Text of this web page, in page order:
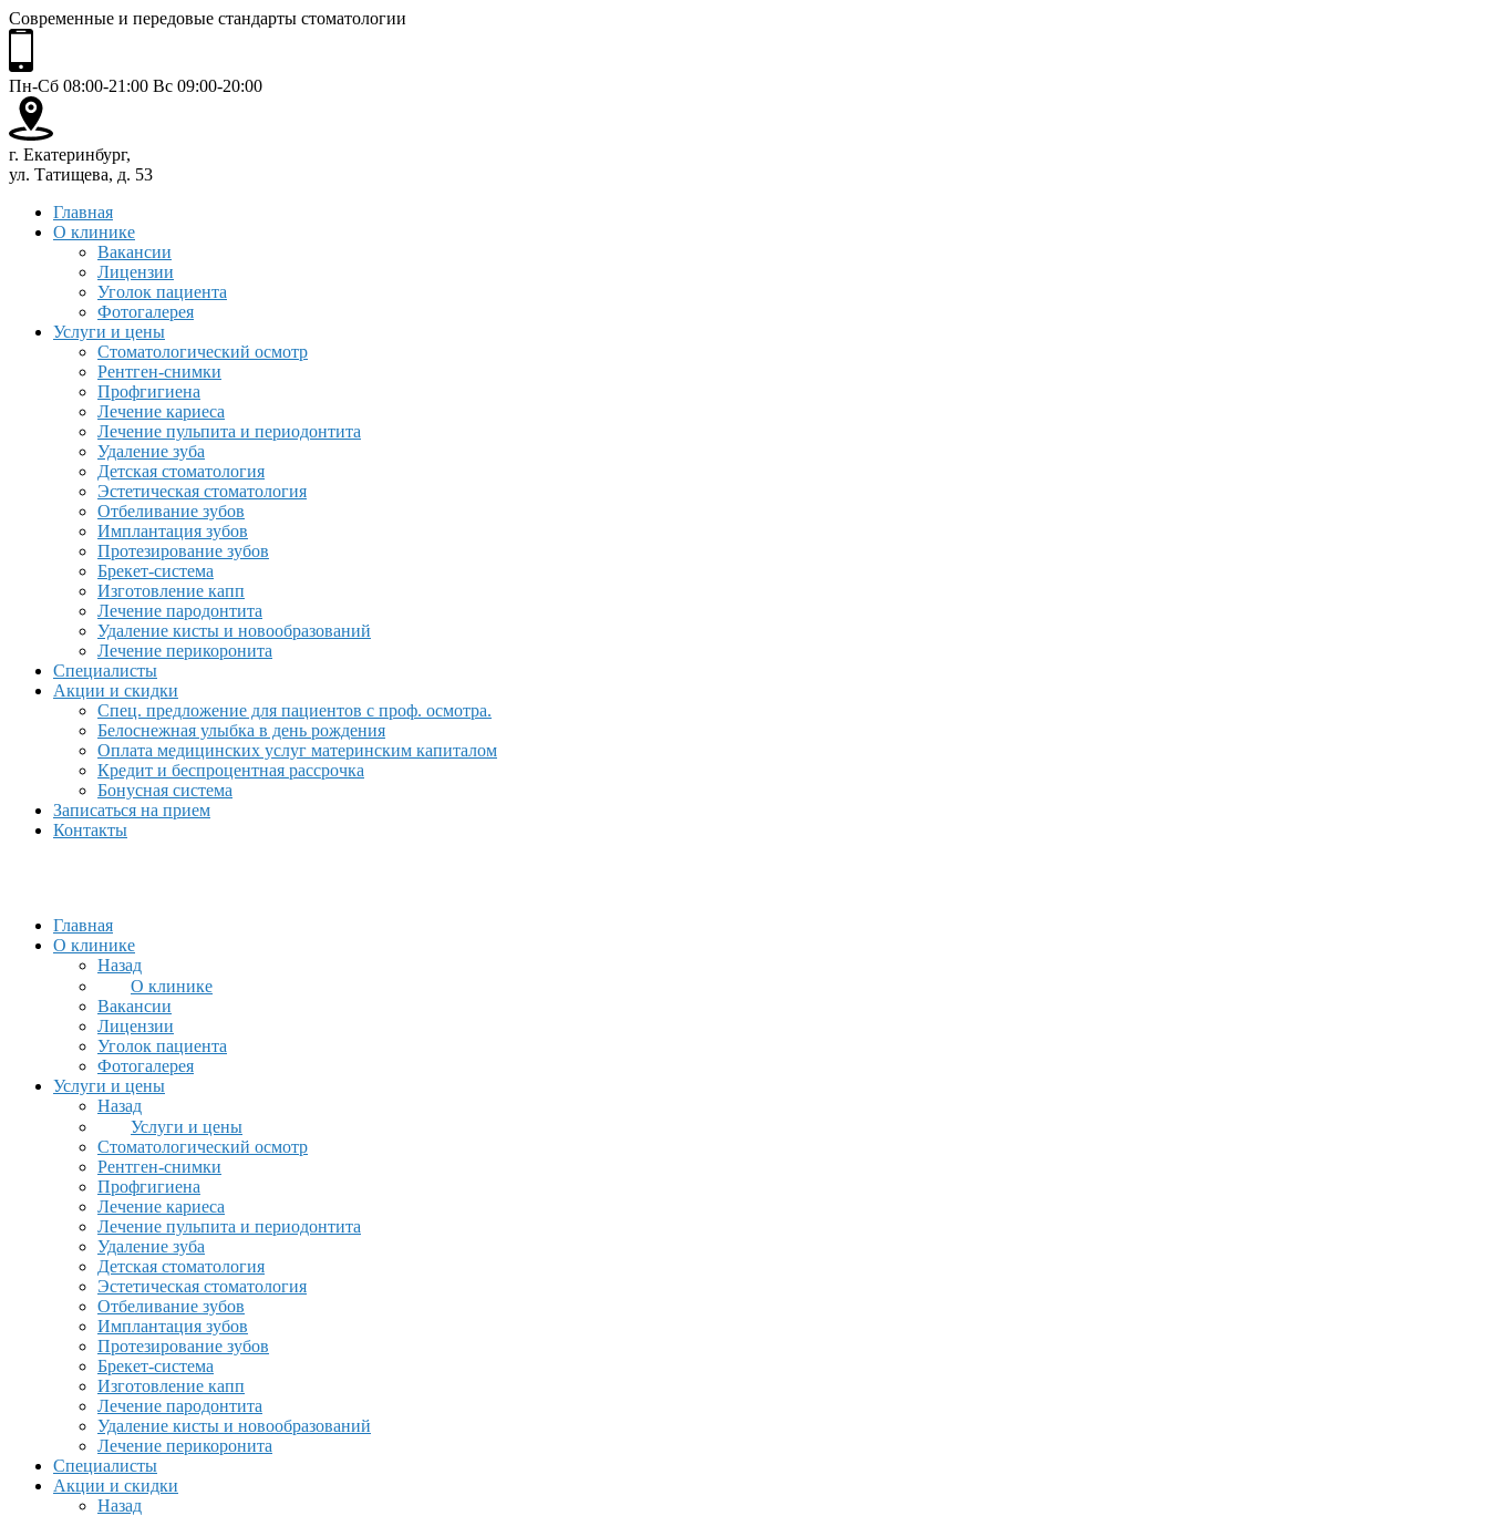
Современные и передовые стандарты стоматологии
Пн-Сб 08:00-21:00 Вс 09:00-20:00
г. Екатеринбург,
ул. Татищева, д. 53
Главная
О клинике
Вакансии
Лицензии
Уголок пациента
Фотогалерея
Услуги и цены
Стоматологический осмотр
Рентген-снимки
Профгигиена
Лечение кариеса
Лечение пульпита и периодонтита
Удаление зуба
Детская стоматология
Эстетическая стоматология
Отбеливание зубов
Имплантация зубов
Протезирование зубов
Брекет-система
Изготовление капп
Лечение пародонтита
Удаление кисты и новообразований
Лечение перикоронита
Специалисты
Акции и скидки
Спец. предложение для пациентов с проф. осмотра.
Белоснежная улыбка в день рождения
Оплата медицинских услуг материнским капиталом
Кредит и беспроцентная рассрочка
Бонусная система
Записаться на прием
Контакты
Главная
О клинике
Назад
О клинике
Вакансии
Лицензии
Уголок пациента
Фотогалерея
Услуги и цены
Назад
Услуги и цены
Стоматологический осмотр
Рентген-снимки
Профгигиена
Лечение кариеса
Лечение пульпита и периодонтита
Удаление зуба
Детская стоматология
Эстетическая стоматология
Отбеливание зубов
Имплантация зубов
Протезирование зубов
Брекет-система
Изготовление капп
Лечение пародонтита
Удаление кисты и новообразований
Лечение перикоронита
Специалисты
Акции и скидки
Назад